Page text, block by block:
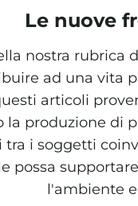
Le nuove
nostra rubrica
ad una vita
articoli
la produzione di
tra i soggetti
possa
l'ambiente